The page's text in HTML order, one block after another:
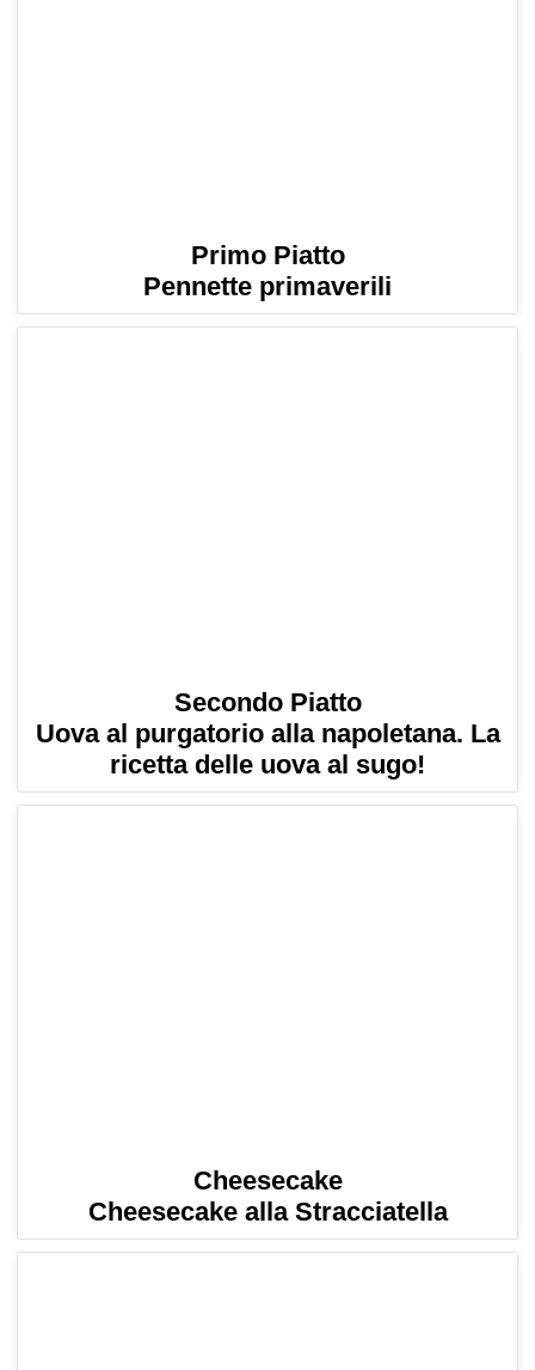
Primo Piatto
Pennette primaverili
Secondo Piatto
Uova al purgatorio alla napoletana. La
ricetta delle uova al sugo!
Cheesecake
Cheesecake alla Stracciatella